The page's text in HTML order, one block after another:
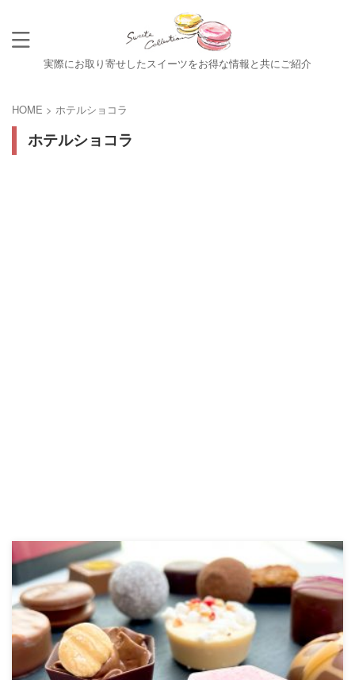
実際にお取り寄せしたスイーツをお得な情報と共にご紹介
HOME > ホテルショコラ
ホテルショコラ